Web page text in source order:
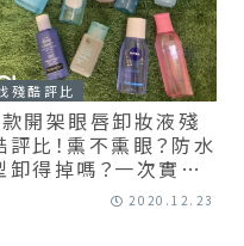
殘酷評比
開架眼唇卸妝液殘
評比！熏不熏眼？防水
卸得掉嗎？一次實測
2020.12.23